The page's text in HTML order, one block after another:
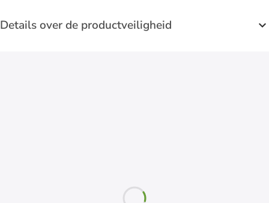
Details over de productveiligheid